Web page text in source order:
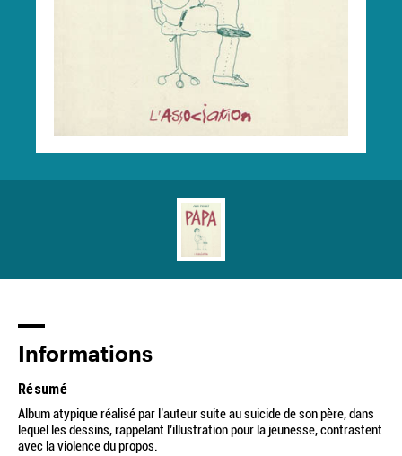
Informations
Résumé
Album atypique réalisé par l’auteur suite au suicide de son père, dans
lequel les dessins, rappelant l’illustration pour la jeunesse, contrastent
avec la violence du propos.